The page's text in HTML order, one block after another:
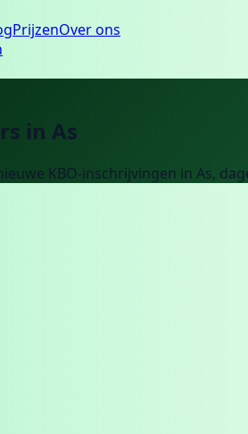
PrijzenOver ons
in As
KBO-inschrijvingen in As,